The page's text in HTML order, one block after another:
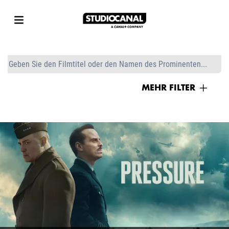
MEHR FILTER
Action/Abenteuer
Animation
Klassisch
Komödie
Konzert
Dokumentation
Drama
Familie
Horror
Event Cinema
Romance
PRESSURE